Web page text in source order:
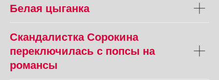
Белая цыганка
Скандалистка Сорокина
переключилась с попсы на
романсы